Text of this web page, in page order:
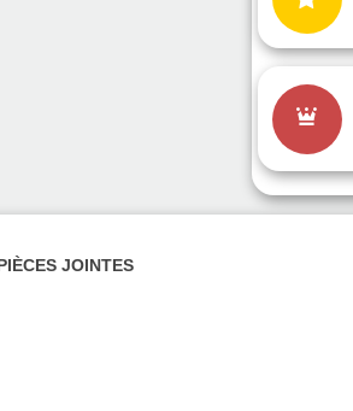
JOINTES